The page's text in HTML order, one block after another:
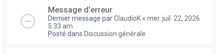
Message d'erreur
Dernier message parClaudioK « mer. juil. 22, 2026
5:33 am
Posté dans Discussion générale